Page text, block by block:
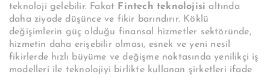
teknoloji gelebilir. Fakat
Fintech teknolojisi altında
daha ziyade düşünce ve fikir barındırır. Köklü
değişimlerin güç olduğu finansal hizmetler sektöründe,
hizmetin daha erişebilir olması, esnek ve yeni nesil
fikirlerde hızlı büyüme ve değişme noktasında yenilikçi iş
modelleri ile teknolojiyi birlikte kullanan şirketleri ifade